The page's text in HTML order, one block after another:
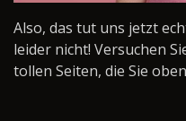
Also, das tut uns jetzt
leider nicht! Versuchen
tollen Seiten, die Sie